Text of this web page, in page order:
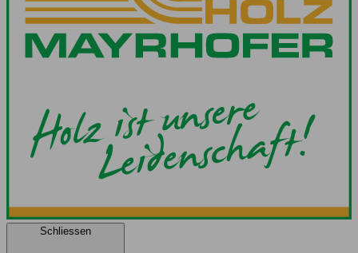
Schliessen